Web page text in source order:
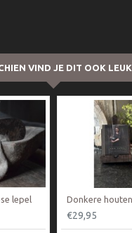
VIND JE DIT OOK LEUK
lepel
€29,95